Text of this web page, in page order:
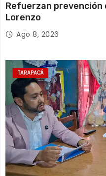
Refuerzan prevención
Lorenzo
Ago 8, 2026
TARAPACÁ